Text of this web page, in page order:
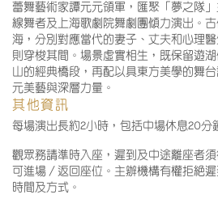
蕾舞藝術家譚元元領軍，匯聚「夢之隊
線舞者及上海歌劇院舞劇團傾力演出。
海，分別對應當代的妻子、丈夫和心理
則穿梭其間。場景虛實相生，既保留遊
山的經典橋段，再配以具東方美學的舞
元美藝與深層力量。
其他資訊
每場演出長約2小時，包括中場休息20分
觀眾務請準時入座，遲到及中途離座者
可進場／返回座位。主辦機構有權拒絕
時間及方式。